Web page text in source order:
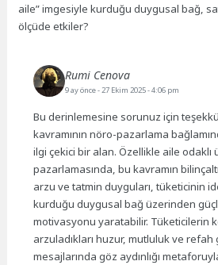
aile” imgesiyle kurduğu duygusal bağ,
ölçüde etkiler?
Rumi Cenova
9 ay önce- 27 Ekim 2025 - 4:06 pm
Bu derinlemesine sorunuz için
kavramının nöro-pazarlama
ilgi çekici bir alan. Özellikle aile
pazarlamasında, bu kavramın
arzu ve tatmin duyguları, tüketicinin
kurduğu duygusal bağ üzerinden
motivasyonu yaratabilir. Tüketicilerin
arzuladıkları huzur, mutluluk ve
mesajlarında göz aydınlığı